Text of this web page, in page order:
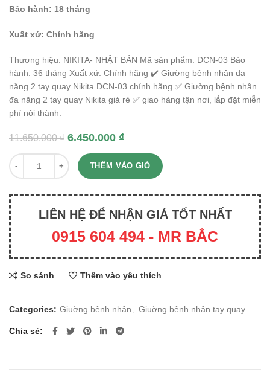
Bảo hành: 18 tháng
Xuất xứ: Chính hãng
Thương hiệu: NIKITA- NHẬT BẢN Mã sản phẩm: DCN-03 Bảo
hành: 36 tháng Xuất xứ: Chính hãng ✔️ Giường bệnh nhân đa
năng 2 tay quay Nikita DCN-03 chính hãng ✅ Giường bệnh nhân
đa năng 2 tay quay Nikita giá rẻ ✅ giao hàng tận nơi, lắp đặt miễn
phí nội thành.
11.650.000₫ 6.450.000 ₫
Quantity
THÊM VÀO GIỎ
LIÊN HỆ ĐỂ NHẬN GIÁ TỐT NHẤT
0915 604 494 - MR BẮC
So sánh Thêm vào yêu thích
Categories: Giuờng bệnh nhân Giuờng bênh nhân tay quay
Chia sẻ